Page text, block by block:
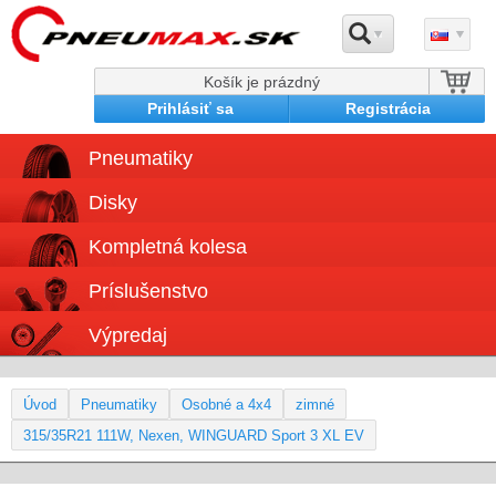
Košík je prázdný
Prihlásiť sa
Registrácia
Pneumatiky
Disky
Kompletná kolesa
Príslušenstvo
Výpredaj
Úvod Pneumatiky Osobné a 4x4
zimné
315/35R21 111W, Nexen, WINGUARD Sport 3 XL EV